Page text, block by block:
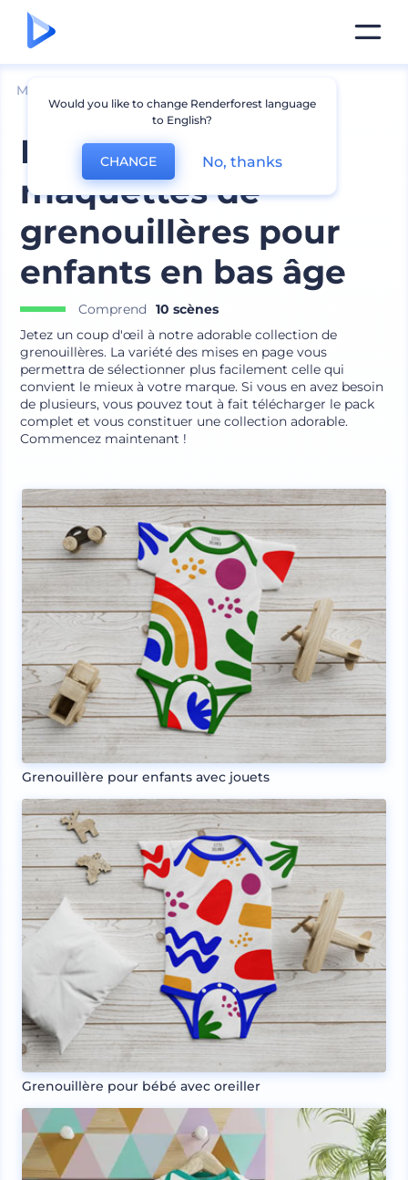
Mockups
Ensemble de
maquettes de
grenouillères pour
enfants en bas âge
Comprend
10 scènes
Jetez un coup d'œil à notre adorable collection de
grenouillères. La variété des mises en page vous
permettra de sélectionner plus facilement celle qui
convient le mieux à votre marque. Si vous en avez besoin
de plusieurs, vous pouvez tout à fait télécharger le pack
complet et vous constituer une collection adorable.
Commencez maintenant !
Grenouillère pour enfants avec jouets
Grenouillère pour bébé avec oreiller
Would you like to change Renderforest language
to English?
CHANGE No, thanks